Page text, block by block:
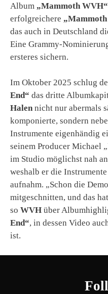
Album „Mammoth WVH“
erfolgreichere
das auch in Deutschland
Eine Grammy-
ersteres sichern.
Im Oktober 2025 schlug
End“ das dritte
Halen nicht nur abermals
komponierte, sondern
Instrumente eigenhändig
seinem Producer Michael
im Studio möglichst nah
weshalb er die
aufnahm. „Schon die
mitgeschnitten, und das
so WVH über
End“, in dessen Video
ist.